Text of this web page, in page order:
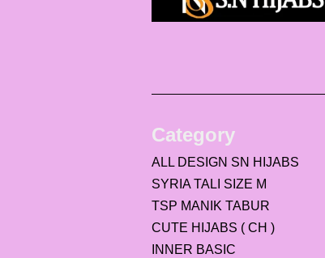
Category
ALL DESIGN SN HIJABS
SYRIA TALI SIZE M
TSP MANIK TABUR
CUTE HIJABS ( CH )
INNER BASIC